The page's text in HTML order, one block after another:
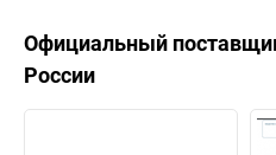
Официальный
России